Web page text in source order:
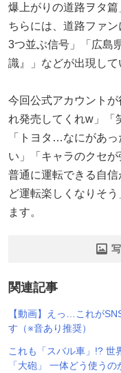
爆上がりの道路ヲタ
ちらには、道路ファ
3つ並ぶ信号」「広島
識』」などが出現して
今回公式アカウント
れ発売してくれw」「
「トヨタ…なにがあ
い」「キャラのクセ
普通に運転できる自
ど運転楽しくなりそ
ます。
関連記事
【動画】えっ…これが
す（※音あり推奨）
これも「スバル車」!? 世
「大砲」 一体どう使うの